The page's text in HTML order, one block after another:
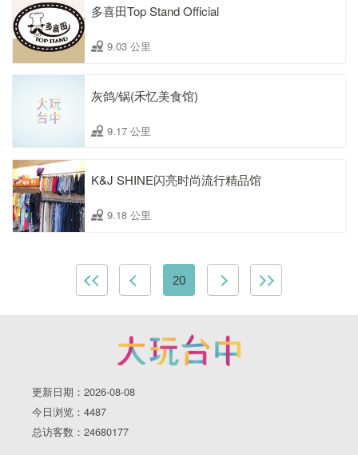
多喜田Top Stand Official
9.03 公里
灰鸽/锅(禾忆美食馆)
9.17 公里
K&J SHINE闪亮时尚流行精品馆
9.18 公里
20
更新日期：2026-08-08
今日浏览：4487
总访客数：24680177